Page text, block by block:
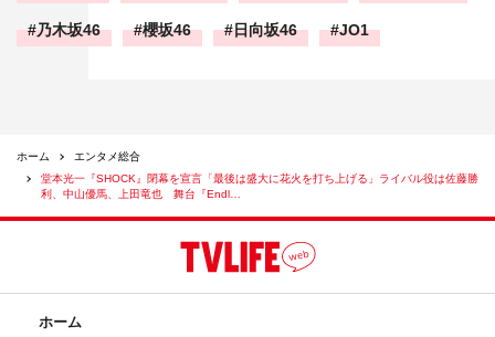
の魅力を聞かれ、堂本は「残念なことに、僕は一度も外か
やしてきたということ。自分には大した技術があるわけで
はないし、素晴らしい役者さんが世の中にたくさんいる中
で“自分は大したことないな”と思ってしまうので。その中
でできることは“命を燃やしていこう”“ステージ上でウソを
つかないようにしよう”という思いでステージに立ってき
乃木坂46 櫻坂46 日向坂46 JO1
ホーム
エンタメ総合
堂本光一『SHOCK』閉幕を宣言「最後は盛大に花火を打ち上げる」ライバル役は佐藤勝
利、中山優馬、上田竜也 舞台『Endl…
ホーム